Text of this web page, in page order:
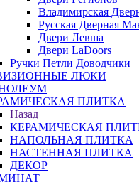
Владимирская
Русская Дверная
Двери Левша
Двери LaDoors
Ручки Петли Доводчики
ЛЮКИ
ПЛИТКА
Назад
КЕРАМИЧЕСКАЯ
НАПОЛЬНАЯ ПЛИТКА
НАСТЕННАЯ ПЛИТКА
ДЕКОР